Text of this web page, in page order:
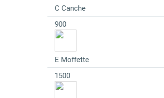
C Canche
900
E Moffette
1500